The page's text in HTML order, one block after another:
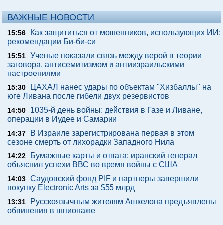
ВАЖНЫЕ НОВОСТИ
15:56
Как защититься от мошенников, использующих ИИ:
рекомендации Би-би-си
15:51 Ученые показали связь между верой в теории
заговора, антисемитизмом и антиизраильскими
настроениями
15:30
ЦАХАЛ нанес удары по объектам "Хизбаллы" на
юге Ливана после гибели двух резервистов
14:50
1035-й день войны: действия в Газе и Ливане,
операции в Иудее и Самарии
14:37
В Израиле зарегистрирована первая в этом
сезоне смерть от лихорадки Западного Нила
14:22
Бумажные карты и отвага: иранский генерал
объяснил успехи ВВС во время войны с США
14:03 Саудовский фонд PIF и партнеры завершили
покупку Electronic Arts за $55 млрд
13:31
Русскоязычным жителям Ашкелона предъявлены
обвинения в шпионаже